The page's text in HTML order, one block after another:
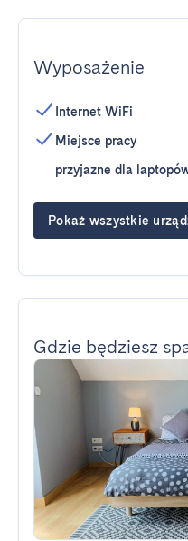
Wyposażenie
Internet WiFi
Miejsce pracy
przyjazne dla
Pokaż wszystkie
Gdzie będziesz